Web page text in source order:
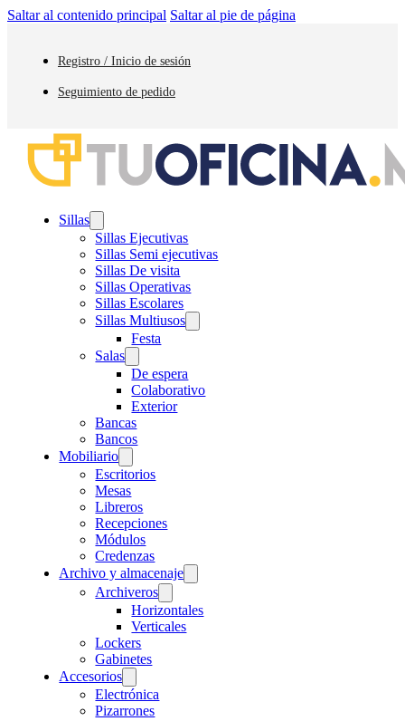
Saltar al contenido principal Saltar al pie de página
Registro / Inicio de sesión
Seguimiento de pedido
Sillas
Sillas Ejecutivas
Sillas Semi ejecutivas
Sillas De visita
Sillas Operativas
Sillas Escolares
Sillas Multiusos
Festa
Salas
De espera
Colaborativo
Exterior
Bancas
Bancos
Mobiliario
Escritorios
Mesas
Libreros
Recepciones
Módulos
Credenzas
Archivo y almacenaje
Archiveros
Horizontales
Verticales
Lockers
Gabinetes
Accesorios
Electrónica
Pizarrones